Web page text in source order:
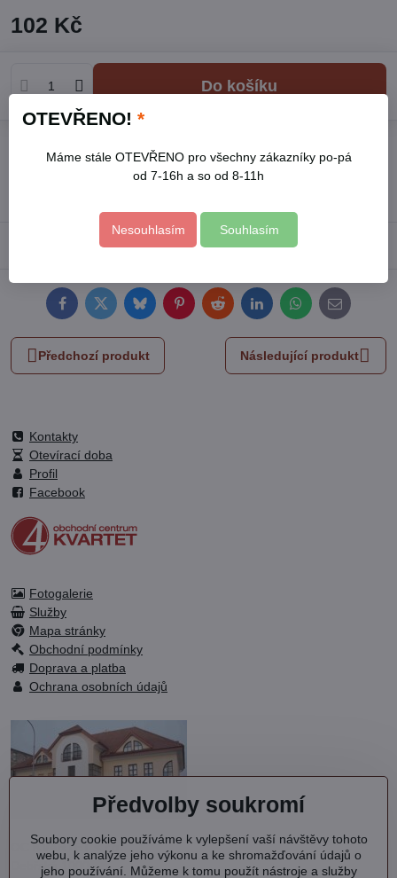
102 Kč
Do košíku
8813023
FacebookTwitterBlueskyPinterestRedditLinkedInWhatsApp
E-
mail
Předchozí produkt Následující produkt
Kontakty
Otevírací doba
Profil
Facebook
Fotogalerie
Služby
Mapa stránky
Obchodní podmínky
Doprava a platba
Ochrana osobních údajů
OC KVARTET s.r.o.
Debřská 1000
Předvolby soukromí
Soubory cookie používáme k vylepšení vaší návštěvy tohoto
webu, k analýze jeho výkonu a ke shromažďování údajů o
jeho používání. Můžeme k tomu použít nástroje a služby
OTEVŘENO! *
Máme stále OTEVŘENO pro všechny zákazníky po-pá
od 7-16h a so od 8-11h
Nesouhlasím Souhlasím